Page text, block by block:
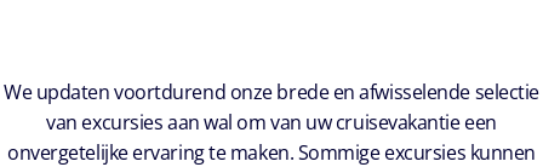
We updaten voortdurend onze brede en afwisselende selectie
van excursies aan wal om van uw cruisevakantie een
onvergetelijke ervaring te maken. Sommige excursies kunnen